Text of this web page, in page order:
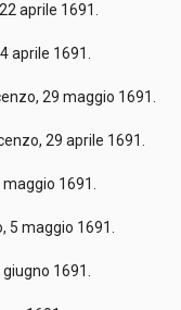
aprile 1691.
aprile 1691.
29 maggio 1691.
29 aprile 1691.
1691.
5 maggio 1691.
1691.